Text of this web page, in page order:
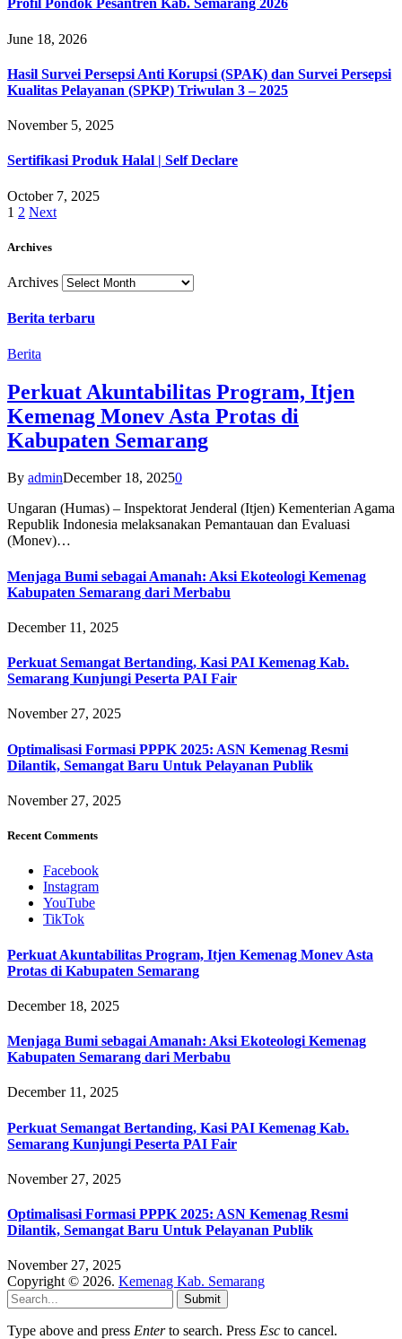
Profil Pondok Pesantren Kab. Semarang 2026
June 18, 2026
Hasil Survei Persepsi Anti Korupsi (SPAK) dan Survei Persepsi
Kualitas Pelayanan (SPKP) Triwulan 3 – 2025
November 5, 2025
Sertifikasi Produk Halal | Self Declare
October 7, 2025
1 2 Next
Archives
Archives
Berita terbaru
Berita
Perkuat Akuntabilitas Program, Itjen
Kemenag Monev Asta Protas di
Kabupaten Semarang
By adminDecember 18, 20250
Ungaran (Humas) – Inspektorat Jenderal (Itjen) Kementerian Agama
Republik Indonesia melaksanakan Pemantauan dan Evaluasi
(Monev)…
Menjaga Bumi sebagai Amanah: Aksi Ekoteologi Kemenag
Kabupaten Semarang dari Merbabu
December 11, 2025
Perkuat Semangat Bertanding, Kasi PAI Kemenag Kab.
Semarang Kunjungi Peserta PAI Fair
November 27, 2025
Optimalisasi Formasi PPPK 2025: ASN Kemenag Resmi
Dilantik, Semangat Baru Untuk Pelayanan Publik
November 27, 2025
Recent Comments
Facebook
Instagram
YouTube
TikTok
Perkuat Akuntabilitas Program, Itjen Kemenag Monev Asta
Protas di Kabupaten Semarang
December 18, 2025
Menjaga Bumi sebagai Amanah: Aksi Ekoteologi Kemenag
Kabupaten Semarang dari Merbabu
December 11, 2025
Perkuat Semangat Bertanding, Kasi PAI Kemenag Kab.
Semarang Kunjungi Peserta PAI Fair
November 27, 2025
Optimalisasi Formasi PPPK 2025: ASN Kemenag Resmi
Dilantik, Semangat Baru Untuk Pelayanan Publik
November 27, 2025
Copyright © 2026. Kemenag Kab. Semarang
Submit
Type above and press Enterto search. Press Esc to cancel.